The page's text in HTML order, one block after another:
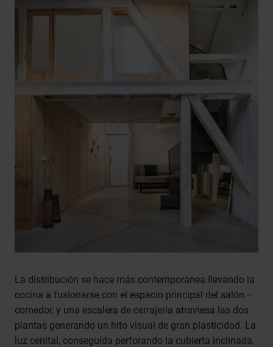
La distribución se hace más contemporánea llevando la
cocina a fusionarse con el espacio principal del salón –
comedor, y una escalera de cerrajería atraviesa las dos
plantas generando un hito visual de gran plasticidad. La
luz cenital, conseguida perforando la cubierta inclinada,